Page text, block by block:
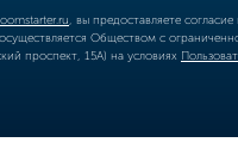
, вы предоставляете
Обществом с
проспект, 15А) на условиях